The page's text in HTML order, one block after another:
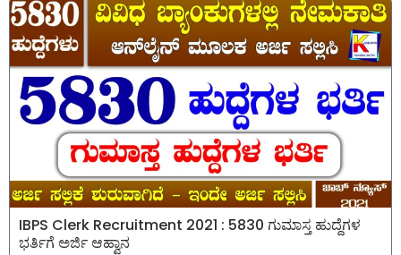
IBPS Clerk Recruitment 2021 : 5830 ಗುಮಾಸ್ತ ಹುದ್ದೆಗಳ
ಭರ್ತಿಗೆ ಅರ್ಜಿ ಆಹ್ವಾನ